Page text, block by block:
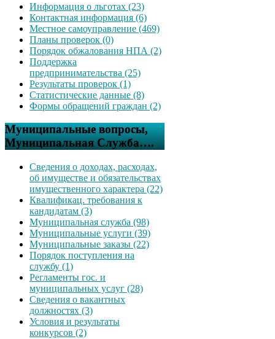
Информация о льготах (23)
Контактная информация (6)
Местное самоуправление (469)
Планы проверок (0)
Порядок обжалования НПА (2)
Поддержка
предпринимательства (25)
Результаты проверок (1)
Статистические данные (8)
Формы обращений граждан (2)
Муниципальные вопросы,
Муниципальная Служба….
Сведения о доходах, расходах,
об имуществе и обязательствах
имущественного характера (22)
Квалификац. требования к
кандидатам (3)
Муниципальная служба (98)
Муниципальные услуги (39)
Муниципальные заказы (22)
Порядок поступления на
службу (1)
Регламенты гос. и
муниципальных услуг (28)
Сведения о вакантных
должностях (3)
Условия и результаты
конкурсов (2)